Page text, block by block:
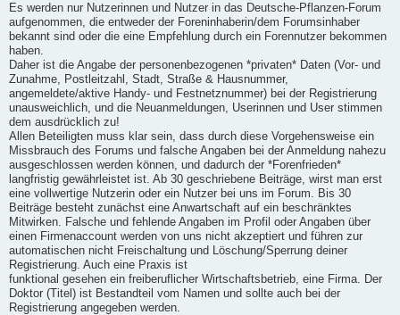
Es werden nur Nutzerinnen und Nutzer in das Deutsche-Pflanzen-Forum
aufgenommen, die entweder der Foreninhaberin/dem Forumsinhaber
bekannt sind oder die eine Empfehlung durch ein Forennutzer bekommen
haben.
Daher ist die Angabe der personenbezogenen *privaten* Daten (Vor- und
Zunahme, Postleitzahl, Stadt, Straße & Hausnummer,
angemeldete/aktive Handy- und Festnetznummer) bei der Registrierung
unausweichlich, und die Neuanmeldungen, Userinnen und User stimmen
dem ausdrücklich zu!
Allen Beteiligten muss klar sein, dass durch diese Vorgehensweise ein
Missbrauch des Forums und falsche Angaben bei der Anmeldung nahezu
ausgeschlossen werden können, und dadurch der *Forenfrieden*
langfristig gewährleistet ist. Ab 30 geschriebene Beiträge, wirst man erst
eine vollwertige Nutzerin oder ein Nutzer bei uns im Forum. Bis 30
Beiträge besteht zunächst eine Anwartschaft auf ein beschränktes
Mitwirken. Falsche und fehlende Angaben im Profil oder Angaben über
einen Firmenaccount werden von uns nicht akzeptiert und führen zur
automatischen nicht Freischaltung und Löschung/Sperrung deiner
Registrierung. Auch eine Praxis ist
funktional gesehen ein freiberuflicher Wirtschaftsbetrieb, eine Firma. Der
Doktor (Titel) ist Bestandteil vom Namen und sollte auch bei der
Registrierung angegeben werden.